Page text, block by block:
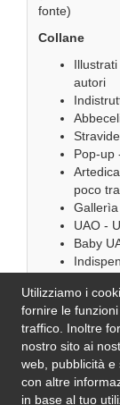
fonte)
Collane
autori
Pop-up
poco
Gallerìa
UAO -
Baby
Se l'informazione
completa,inviaci
Please note: We
Utilizziamo i
fornire le
traffico. Inoltre
nostro sito ai
web, pubblicità
con altre
in base al tuo